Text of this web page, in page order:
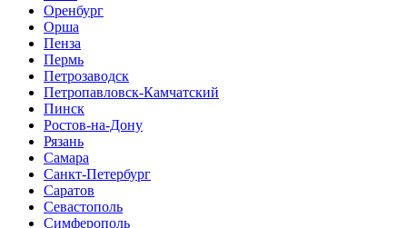
Оренбург
Орша
Пенза
Пермь
Петрозаводск
Петропавловск-Камчатский
Пинск
Ростов-на-Дону
Рязань
Самара
Санкт-Петербург
Саратов
Севастополь
Симферополь